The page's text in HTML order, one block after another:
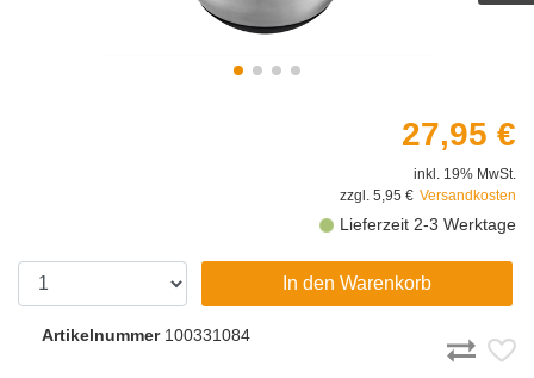
27,95 €
inkl. 19% MwSt.
zzgl. 5,95 € Versandkosten
Lieferzeit 2-3 Werktage
In den Warenkorb
Artikelnummer100331084